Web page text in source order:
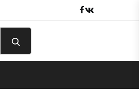
Facebook